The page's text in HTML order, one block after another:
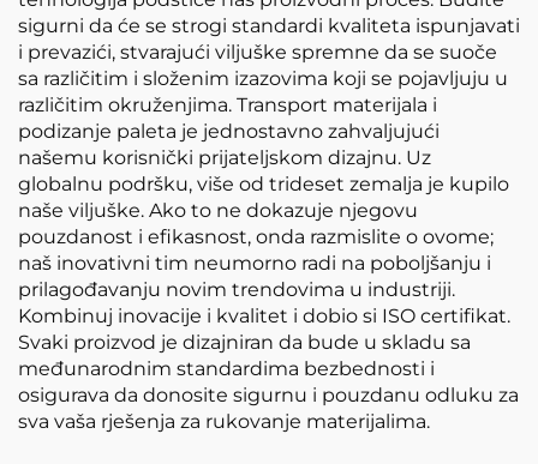
sigurni da će se strogi standardi kvaliteta ispunjavati
i prevazići, stvarajući viljuške spremne da se suoče
sa različitim i složenim izazovima koji se pojavljuju u
različitim okruženjima. Transport materijala i
podizanje paleta je jednostavno zahvaljujući
našemu korisnički prijateljskom dizajnu. Uz
globalnu podršku, više od trideset zemalja je kupilo
naše viljuške. Ako to ne dokazuje njegovu
pouzdanost i efikasnost, onda razmislite o ovome;
naš inovativni tim neumorno radi na poboljšanju i
prilagođavanju novim trendovima u industriji.
Kombinuj inovacije i kvalitet i dobio si ISO certifikat.
Svaki proizvod je dizajniran da bude u skladu sa
međunarodnim standardima bezbednosti i
osigurava da donosite sigurnu i pouzdanu odluku za
sva vaša rješenja za rukovanje materijalima.